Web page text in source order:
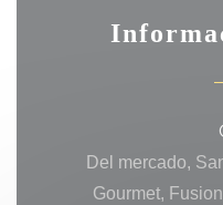
Del mercado,
Gourmet,